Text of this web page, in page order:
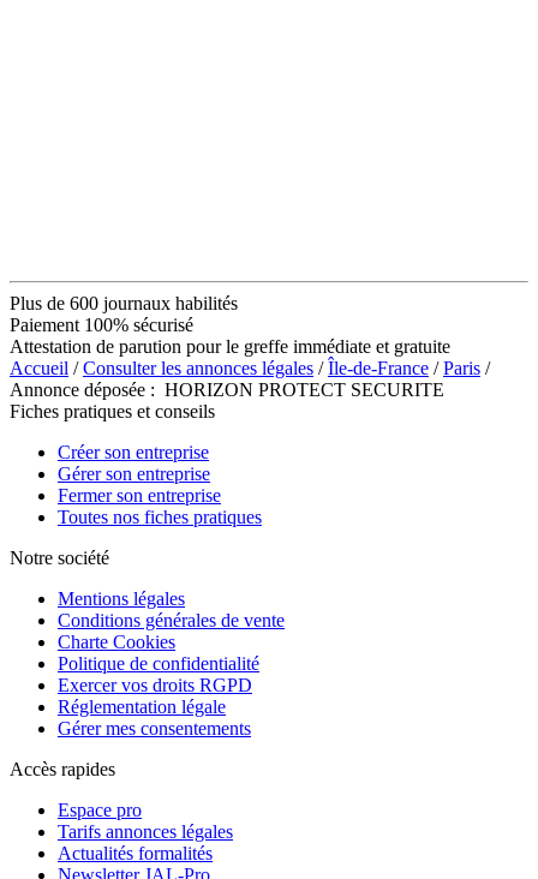
Plus de 600 journaux habilités
Paiement 100% sécurisé
Attestation de parution pour le greffe immédiate et gratuite
Accueil /Consulter les annonces légales /Île-de-France /Paris /
Annonce déposée : HORIZON PROTECT SECURITE
Fiches pratiques et conseils
Créer son entreprise
Gérer son entreprise
Fermer son entreprise
Toutes nos fiches pratiques
Notre société
Mentions légales
Conditions générales de vente
Charte Cookies
Politique de confidentialité
Exercer vos droits RGPD
Réglementation légale
Gérer mes consentements
Accès rapides
Espace pro
Tarifs annonces légales
Actualités formalités
Newsletter JAL-Pro